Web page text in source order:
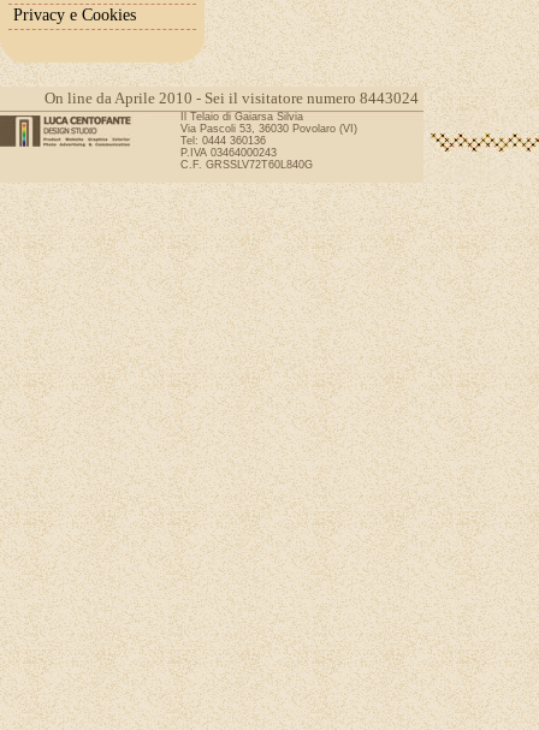
Privacy e Cookies
On line da Aprile 2010 - Sei il visitatore numero 8443024
Il Telaio di Gaiarsa Silvia
Via Pascoli 53, 36030 Povolaro (VI)
Tel: 0444 360136
P.IVA 03464000243
C.F. GRSSLV72T60L840G